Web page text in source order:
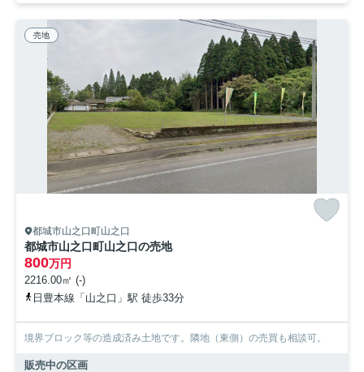
売地
都城市山之口町山之口
都城市山之口町山之口の売地
800万円
2216.00㎡ (-)
日豊本線「山之口」駅 徒歩33分
境界ブロック等の造成済み土地です。隣地（東側）の売買も相談可。
販売中の区画